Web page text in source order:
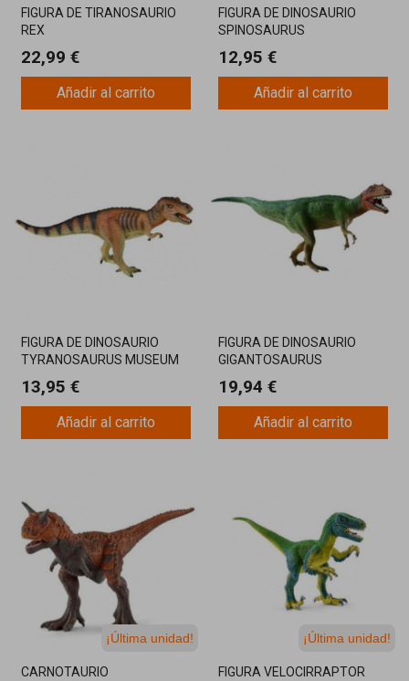
FIGURA DE TIRANOSAURIO
REX
22,99 €
Añadir al carrito
FIGURA DE DINOSAURIO
SPINOSAURUS
12,95 €
Añadir al carrito
FIGURA DE DINOSAURIO
TYRANOSAURUS MUSEUM
13,95 €
Añadir al carrito
FIGURA DE DINOSAURIO
GIGANTOSAURUS
19,94 €
Añadir al carrito
¡Última unidad!
CARNOTAURIO
¡Última unidad!
FIGURA VELOCIRRAPTOR